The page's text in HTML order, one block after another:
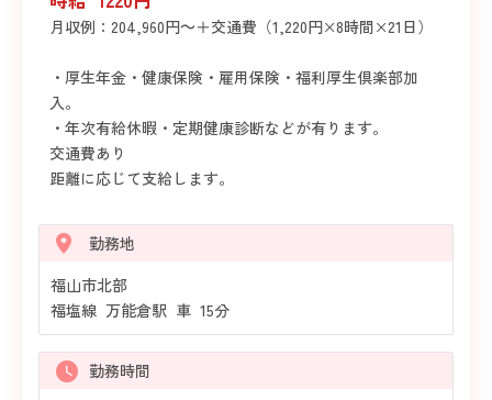
月収例：204,960円～＋交通費（1,220円×8時間×21日）
・厚生年金・健康保険・雇用保険・福利厚生倶楽部加
入。
・年次有給休暇・定期健康診断などが有ります。
交通費あり
距離に応じて支給します。
勤務地
福山市北部
福塩線 万能倉駅 車 15分
勤務時間